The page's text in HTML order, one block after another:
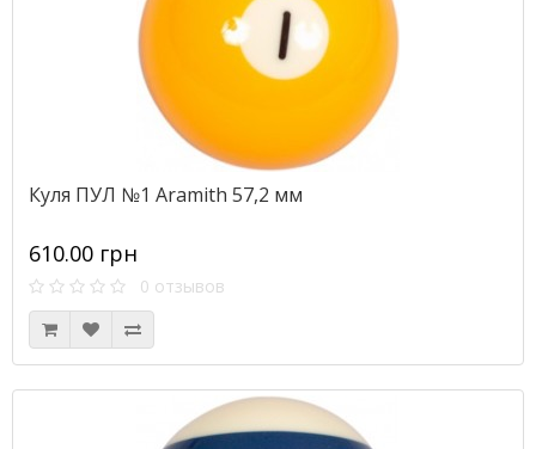
Куля ПУЛ №1 Aramith 57,2 мм
610.00 грн
0 отзывов